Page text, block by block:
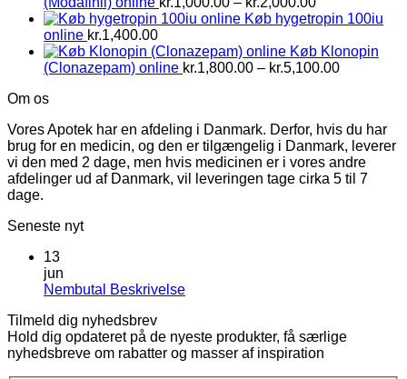
kr.1,000.00
kr.2,000.00
Køb hygetropin 100iu
online kr.1,400.00
Køb Klonopin
(Clonazepam) online kr.1,800.00 – kr.5,100.00
Om os
Vores Apotek har en afdeling i Danmark. Derfor, hvis du har
brug for en medicin, og den er tilgængelig i Danmark, leverer
vi den med 2 dage, men hvis medicinen er i vores andre
afdelinger ud af Danmark, vil leveringen tage cirka 5 til 7
dage.
Seneste nyt
13
jun
Nembutal BeskrivelseIngen
Nembutal
Beskrivelse
Tilmeld dig nyhedsbrev
Hold dig opdateret på de nyeste produkter, få særlige
nyhedsbreve om rabatter og masser af inspiration